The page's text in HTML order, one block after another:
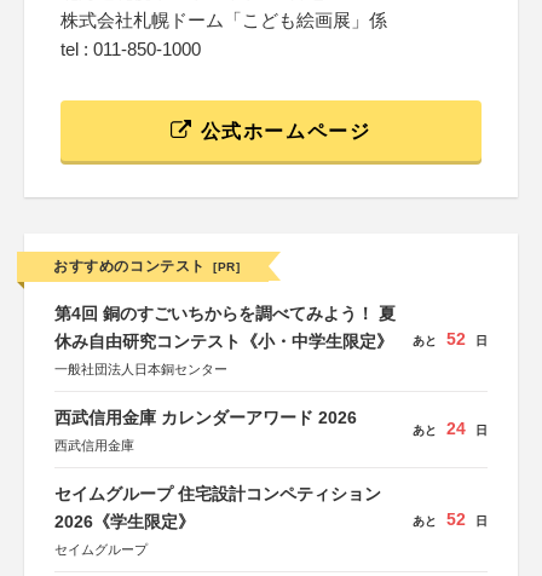
株式会社札幌ドーム「こども絵画展」係
tel : 011-850-1000
公式ホームページ
おすすめのコンテスト [PR]
第4回 銅のすごいちからを調べてみよう！ 夏
休み自由研究コンテスト《小・中学生限定》
一般社団法人日本銅センター
あと 52 日
西武信用金庫 カレンダーアワード 2026
西武信用金庫
あと 24 日
セイムグループ 住宅設計コンペティション
2026《学生限定》
セイムグループ
あと 52 日